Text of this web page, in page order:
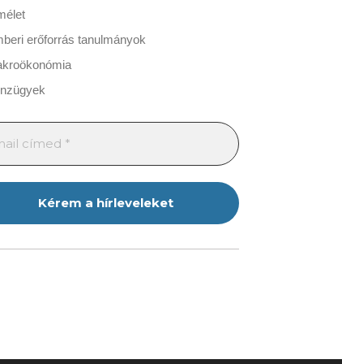
erőforrás tanulmányok